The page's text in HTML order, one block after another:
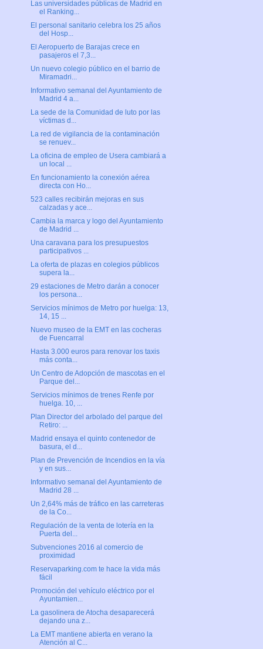
Las universidades públicas de Madrid en
el Ranking...
El personal sanitario celebra los 25 años
del Hosp...
El Aeropuerto de Barajas crece en
pasajeros el 7,3...
Un nuevo colegio público en el barrio de
Miramadri...
Informativo semanal del Ayuntamiento de
Madrid 4 a...
La sede de la Comunidad de luto por las
víctimas d...
La red de vigilancia de la contaminación
se renuev...
La oficina de empleo de Usera cambiará a
un local ...
En funcionamiento la conexión aérea
directa con Ho...
523 calles recibirán mejoras en sus
calzadas y ace...
Cambia la marca y logo del Ayuntamiento
de Madrid ...
Una caravana para los presupuestos
participativos ...
La oferta de plazas en colegios públicos
supera la...
29 estaciones de Metro darán a conocer
los persona...
Servicios mínimos de Metro por huelga: 13,
14, 15 ...
Nuevo museo de la EMT en las cocheras
de Fuencarral
Hasta 3.000 euros para renovar los taxis
más conta...
Un Centro de Adopción de mascotas en el
Parque del...
Servicios mínimos de trenes Renfe por
huelga. 10, ...
Plan Director del arbolado del parque del
Retiro: ...
Madrid ensaya el quinto contenedor de
basura, el d...
Plan de Prevención de Incendios en la vía
y en sus...
Informativo semanal del Ayuntamiento de
Madrid 28 ...
Un 2,64% más de tráfico en las carreteras
de la Co...
Regulación de la venta de lotería en la
Puerta del...
Subvenciones 2016 al comercio de
proximidad
Reservaparking.com te hace la vida más
fácil
Promoción del vehículo eléctrico por el
Ayuntamien...
La gasolinera de Atocha desaparecerá
dejando una z...
La EMT mantiene abierta en verano la
Atención al C...